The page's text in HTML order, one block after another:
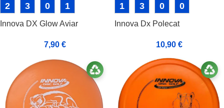
2 3 0 1
Innova DX Glow Aviar
7,90 €
1 3 0 0
Innova Dx Polecat
10,90 €